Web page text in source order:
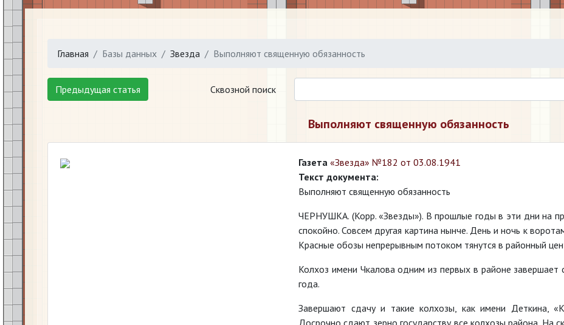
Главная Базы данных Звезда Выполняют священную обязанность
Предыдущая статья Сквозной поиск
Выполняют священную обязанность
Газета «Звезда» №182 от 03.08.1941
Текст документа:
Выполняют священную обязанность
ЧЕРНУШКА. (Корр. «Звезды»). В прошлые годы в эти дни на
спокойно. Совсем другая картина нынче. День и ночь к
Красные обозы непрерывным потоком тянутся в районный
Колхоз имени Чкалова одним из первых в районе завершает
года.
Завершают сдачу и такие колхозы, как имени Деткина,
Досрочно сдают зерно государству все колхозы района. На